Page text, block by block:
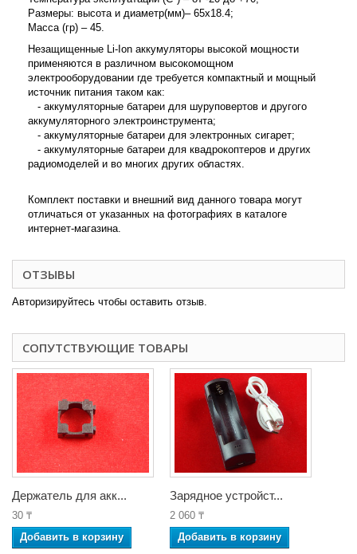
Размеры: высота и диаметр(мм)– 65x18.4;
Масса (гр) – 45.
Незащищенные Li-Ion аккумуляторы высокой мощности
применяются в различном высокомощном
электрооборудовании где требуется компактный и мощный
источник питания таком как:
- аккумуляторные батареи для шуруповертов и другого
аккумуляторного электроинструмента;
- аккумуляторные батареи для электронных сигарет;
- аккумуляторные батареи для квадрокоптеров и других
радиомоделей и во многих других областях.
Комплект поставки и внешний вид данного товара могут
отличаться от указанных на фотографиях в каталоге
интернет-магазина.
ОТЗЫВЫ
Авторизируйтесь чтобы оставить отзыв.
СОПУТСТВУЮЩИЕ ТОВАРЫ
Держатель для акк...
30 ₸
Добавить в корзину
Зарядное устройст...
2 060 ₸
Добавить в корзину